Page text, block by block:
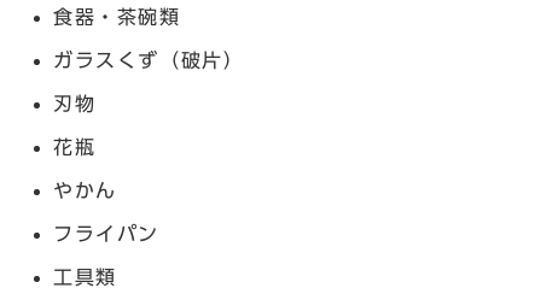
食器・茶碗類
ガラスくず（破片）
刃物
花瓶
やかん
フライパン
工具類